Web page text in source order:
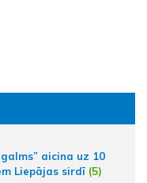
aicina uz 10
Liepājas sirdī (5)